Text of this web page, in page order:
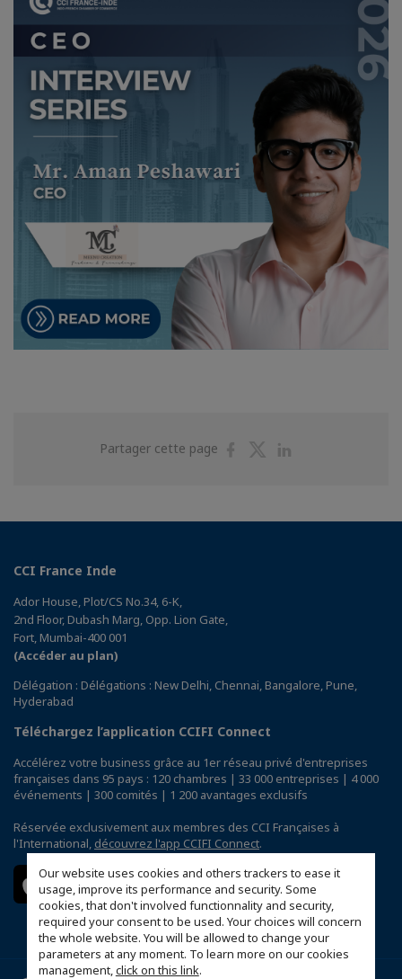
Our website uses cookies and others trackers to ease it
usage, improve its performance and security. Some
cookies, that don't involved functionnality and security,
required your consent to be used. Your choices will concern
the whole website. You will be allowed to change your
parameters at any moment. To learn more on our cookies
management,click on this link.
Partager cette page
PartagerPartager
CCI France Inde
Ador House, Plot/CS No.34, 6-K,
2nd Floor, Dubash Marg, Opp. Lion Gate,
Fort, Mumbai-400 001
(Accéder au plan)
Délégation : Délégations : New Delhi, Chennai, Bangalore, Pune,
Hyderabad
Téléchargez l’application CCIFI Connect
Accélérez votre business grâce au 1er réseau privé d'entreprises
françaises dans 95 pays : 120 chambres | 33 000 entreprises | 4 000
événements | 300 comités | 1 200 avantages exclusifs
Réservée exclusivement aux membres des CCI Françaises à
l'International, découvrez l'app CCIFI Connect.